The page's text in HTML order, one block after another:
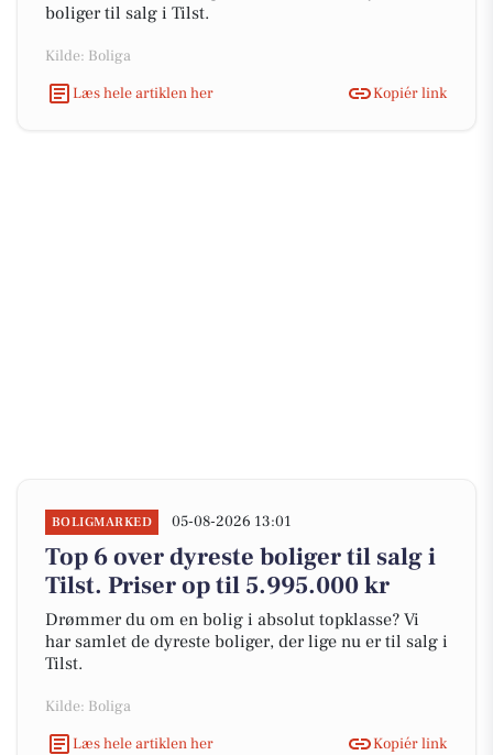
boliger til salg i Tilst.
Kilde: Boliga
Læs hele artiklen her
Kopiér link
BOLIGMARKED 05-08-2026 13:01
Top 6 over dyreste boliger til salg i
Tilst. Priser op til 5.995.000 kr
Drømmer du om en bolig i absolut topklasse? Vi
har samlet de dyreste boliger, der lige nu er til salg i
Tilst.
Kilde: Boliga
Læs hele artiklen her
Kopiér link